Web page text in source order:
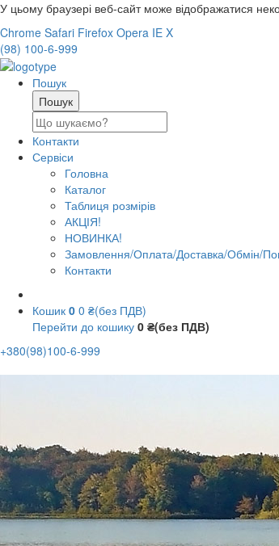
У цьому браузері веб-сайт може відображатися
Chrome Safari Firefox Opera IE X
(98) 100-6-999
Пошук
Контакти
Сервіси
Головна
Каталог
Таблиця розмірів
АКЦІЯ!
НОВИНКА!
Замовлення/Оплата/Доставка/Обмін/
Контакти
Кошик 0 0 ₴(без ПДВ)
Перейти до кошику 0 ₴(без ПДВ)
+380(98)100-6-999